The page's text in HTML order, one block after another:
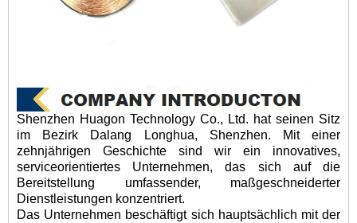
Shenzhen Huagon Technology Co., Ltd. hat seinen Sitz
im Bezirk Dalang Longhua, Shenzhen. Mit einer
zehnjährigen Geschichte sind wir ein innovatives,
serviceorientiertes Unternehmen, das sich auf die
Bereitstellung umfassender, maßgeschneiderter
Dienstleistungen konzentriert.
Das Unternehmen beschäftigt sich hauptsächlich mit der